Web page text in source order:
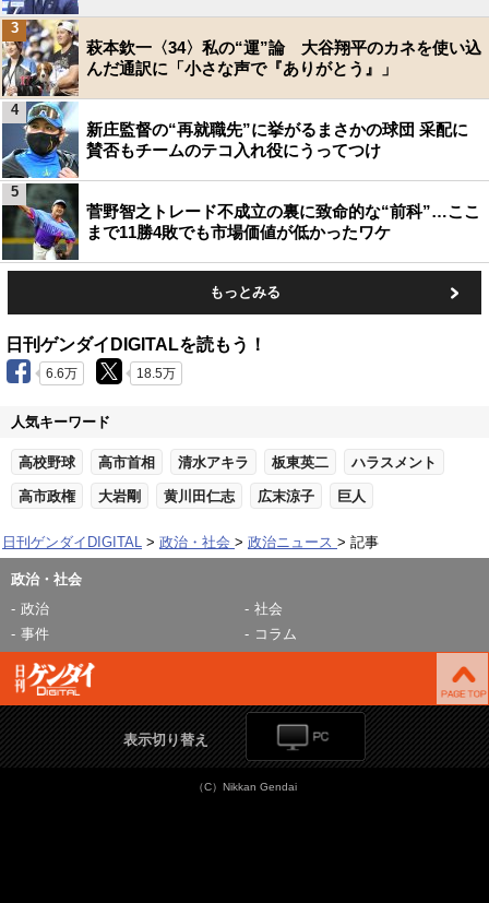
萩本欽一〈34〉私の“運”論 大谷翔平のカネを使い込
んだ通訳に「小さな声で『ありがとう』」
3
新庄監督の“再就職先”に挙がるまさかの球団 采配に
賛否もチームのテコ入れ役にうってつけ
4
菅野智之トレード不成立の裏に致命的な“前科”…ここ
まで11勝4敗でも市場価値が低かったワケ
5
もっとみる
日刊ゲンダイDIGITALを読もう！
6.6万 18.5万
人気キーワード
高校野球 高市首相 清水アキラ 板東英二 ハラスメント
高市政権 大岩剛 黄川田仁志 広末涼子 巨人
日刊ゲンダイDIGITAL 政治・社会 政治ニュース 記事
政治・社会
政治
社会
事件
コラム
表示切り替え
（C）Nikkan Gendai